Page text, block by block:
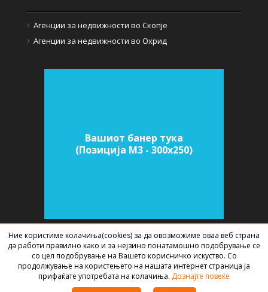
Агенции за недвижности во Скопје
Агенции за недвижности во Охрид
Вашиот банер тука
(Позиција M3 - 300х250)
СОФТВЕР ЗА АГЕНЦИИ ЗА НЕДВИЖНИНИИЗРАБОТЕН ОДBEST NET
STUDIO2026
Ние користиме колачиња(cookies) за да овозможиме оваа веб страна
да работи правилно како и за нејзино понатамошно подобрување се
со цел подобрување на Вашето корисничко искуство. Со
продолжување на користењето на нашата интернет страница ја
прифаќате употребата на колачиња. Дознајте повеќе